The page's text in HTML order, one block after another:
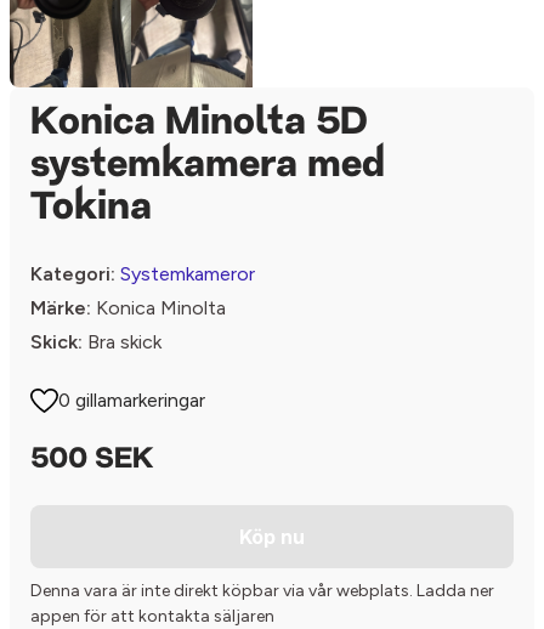
Konica Minolta 5D
systemkamera med
Tokina
Kategori: Systemkameror
Märke: Konica Minolta
Skick: Bra skick
0 gillamarkeringar
500 SEK
Köp nu
Denna vara är inte direkt köpbar via vår webplats. Ladda ner
appen för att kontakta säljaren